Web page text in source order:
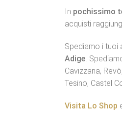
In pochissimo
acquisti
Spediamo i tuoi
Adige.
Cavizzana,
Tesino, Castel
Visita Lo Shop